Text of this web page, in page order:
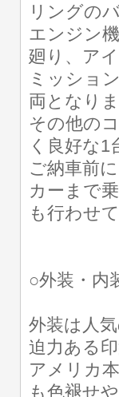
リングの
エンジン
廻り、ア
ミッショ
両となりま
その他の
く良好な1
ご納車前
カーまで
も行わせ
○外装・内
外装は人
迫力ある印
アメリカ
も色褪せ